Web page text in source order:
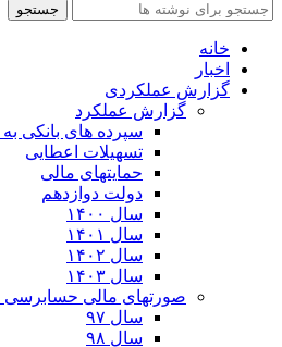
جستجو
خانه
اخبار
گزارش عملکردی
گزارش عملکرد
سپرده های بانکی
تسهیلات اعطایی
حمایتهای مالی
دولت دوازدهم
سال ۱۴۰۰
سال ۱۴۰۱
سال ۱۴۰۲
سال ۱۴۰۳
صورتهای مالی
سال ۹۷
سال ۹۸